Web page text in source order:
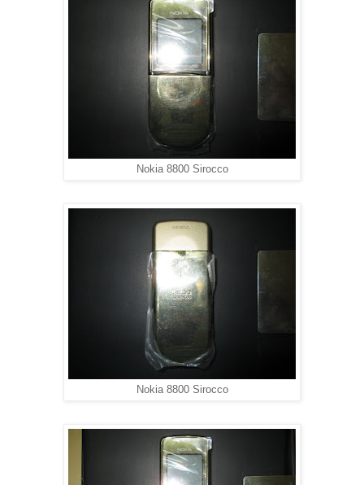
Nokia 8800 Sirocco
Nokia 8800 Sirocco